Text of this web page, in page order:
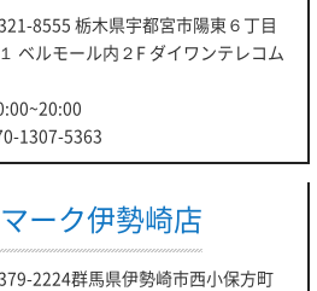
お待ちしております！
、NEC、VAIO、DELL、
などなど！
対応いたします！
」より 徒歩約22分の
舗がございます！
8555 栃木県宇都宮市陽東６丁目
ベルモール内２F ダイワンテレコム
1307-5363
ーク伊勢崎店
2224群馬県伊勢崎市西小保方町